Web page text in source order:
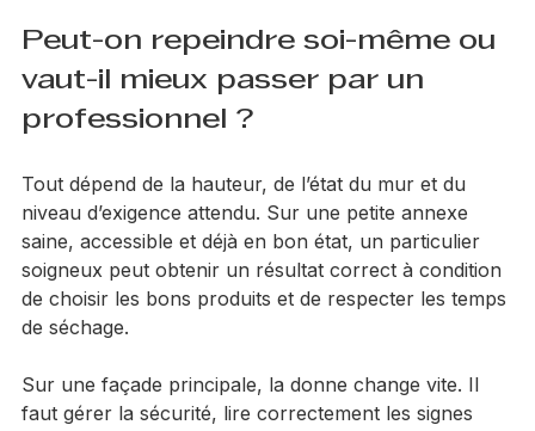
réparations ont été négligées. Une belle peinture sur
un support mal préparé reste une façade mal traitée.
Peut-on repeindre soi-même ou
vaut-il mieux passer par un
professionnel ?
Tout dépend de la hauteur, de l’état du mur et du
niveau d’exigence attendu. Sur une petite annexe
saine, accessible et déjà en bon état, un particulier
de choisir les bons produits et de respecter les temps
de séchage.